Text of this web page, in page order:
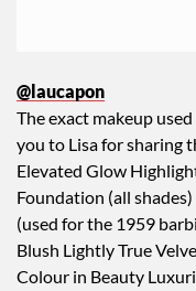
@laucapon
The exact makeup
you to Lisa for sharing
Elevated Glow
Foundation (all
(used for the 1959
Blush Lightly True
Colour in Beauty